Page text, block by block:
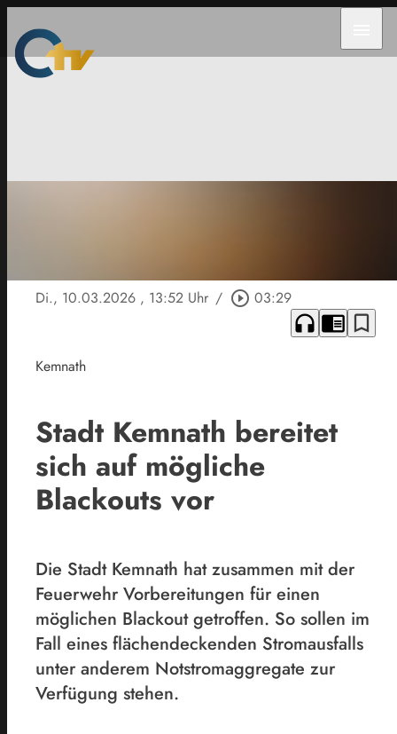
Di., 10.03.2026 , 13:52 Uhr / play_circle_outline 03:29
headphones chrome_reader_mode bookmark_border
Kemnath
Stadt Kemnath bereitet
sich auf mögliche
Blackouts vor
Die Stadt Kemnath hat zusammen mit der
Feuerwehr Vorbereitungen für einen
möglichen Blackout getroffen. So sollen im
Fall eines flächendeckenden Stromausfalls
unter anderem Notstromaggregate zur
Verfügung stehen.